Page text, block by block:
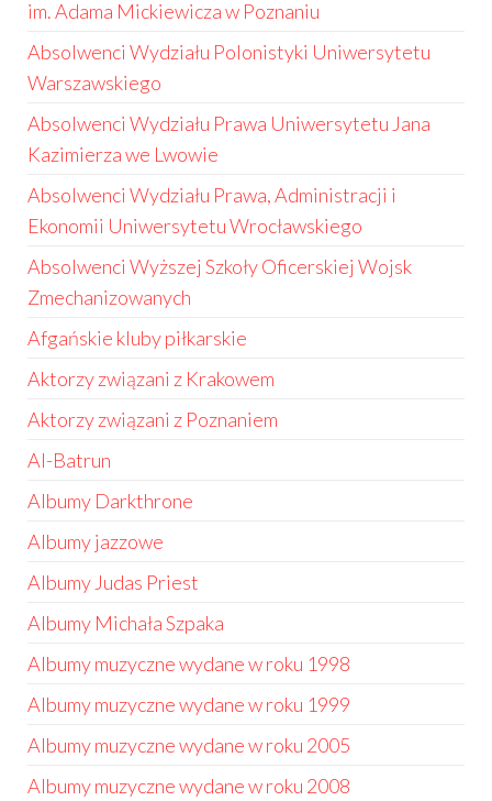
im. Adama Mickiewicza w Poznaniu
Absolwenci Wydziału Polonistyki Uniwersytetu
Warszawskiego
Absolwenci Wydziału Prawa Uniwersytetu Jana
Kazimierza we Lwowie
Absolwenci Wydziału Prawa, Administracji i
Ekonomii Uniwersytetu Wrocławskiego
Absolwenci Wyższej Szkoły Oficerskiej Wojsk
Zmechanizowanych
Afgańskie kluby piłkarskie
Aktorzy związani z Krakowem
Aktorzy związani z Poznaniem
Al-Batrun
Albumy Darkthrone
Albumy jazzowe
Albumy Judas Priest
Albumy Michała Szpaka
Albumy muzyczne wydane w roku 1998
Albumy muzyczne wydane w roku 1999
Albumy muzyczne wydane w roku 2005
Albumy muzyczne wydane w roku 2008